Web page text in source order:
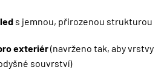
s jemnou, přirozenou strukturou
exteriér(navrženo tak, aby vrstvy
souvrství)